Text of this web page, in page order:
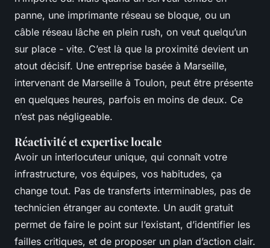
panne, une imprimante réseau se bloque, ou un
câble réseau lâche en plein rush, on veut quelqu’un
sur place - vite. C’est là que la proximité devient un
atout décisif. Une entreprise basée à Marseille,
intervenant de Marseille à Toulon, peut être présente
en quelques heures, parfois en moins de deux. Ce
n’est pas négligeable.
Réactivité et expertise locale
Avoir un interlocuteur unique, qui connaît votre
infrastructure, vos équipes, vos habitudes, ça
change tout. Pas de transferts interminables, pas de
technicien étranger au contexte. Un audit gratuit
permet de faire le point sur l’existant, d’identifier les
failles critiques, et de proposer un plan d’action clair.